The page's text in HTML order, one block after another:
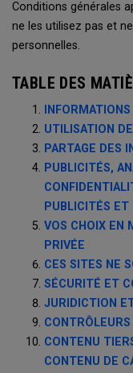
Conditions générales
ne les utilisez pas et
personnelles.
TABLE DES
UTILISATION
PARTAGE DES
PUBLICITÉS,
PUBLICITÉS ET
VOS CHOIX EN
PRIVÉE
CES SITES NE
SÉCURITÉ ET
JURIDICTION
CONTRÔLEURS
CONTENU
CONTENU DE